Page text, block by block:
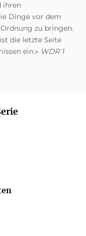
ihren
Dinge vor dem
zu bringen.
die letzte Seite
ein.» WDR 1